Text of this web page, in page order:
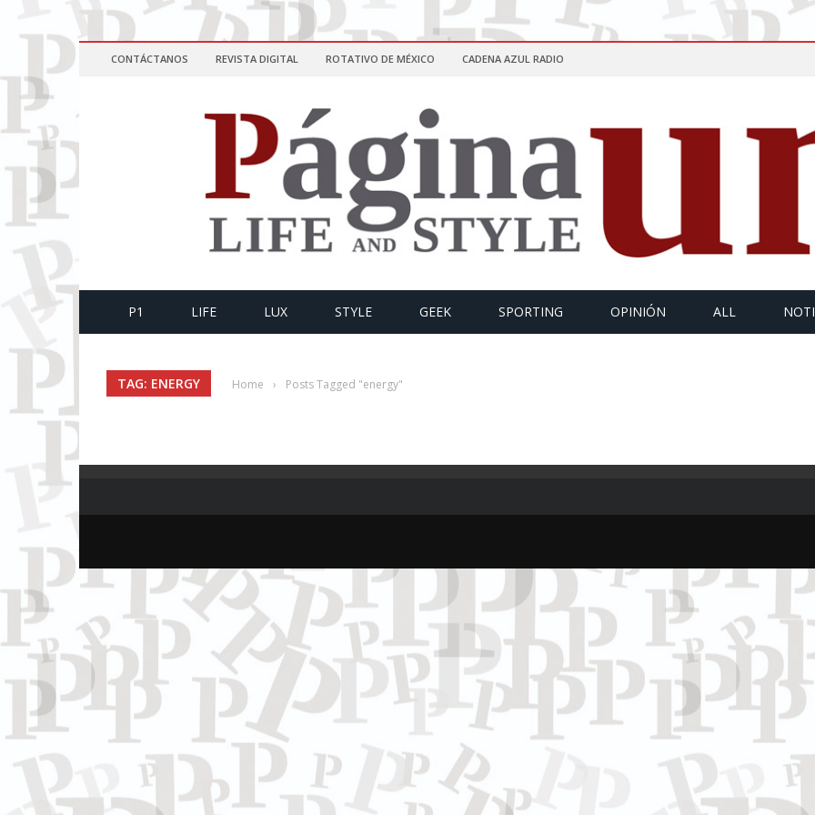
CONTÁCTANOS REVISTA DIGITAL ROTATIVO DE MÉXICO CADENA AZUL RADIO
P1 LIFE LUX STYLE GEEK SPORTING OPINIÓN ALL
TAG: ENERGY Home › Posts Tagged "energy"